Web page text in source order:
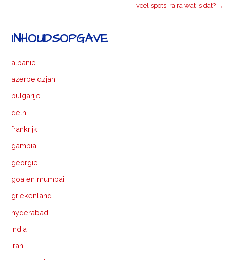
navigatie
veel spots, ra ra wat is dat? →
INHOUDSOPGAVE
albanië
azerbeidzjan
bulgarije
delhi
frankrijk
gambia
georgië
goa en mumbai
griekenland
hyderabad
india
iran